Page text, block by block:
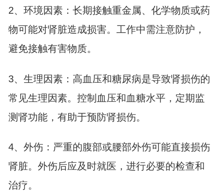
2、环境因素：长期接触重金属、化学物质或药
物可能对肾脏造成损害。工作中需注意防护，
避免接触有害物质。
3、生理因素：高血压和糖尿病是导致肾损伤的
常见生理因素。控制血压和血糖水平，定期监
测肾功能，有助于预防肾损伤。
4、外伤：严重的腹部或腰部外伤可能直接损伤
肾脏。外伤后应及时就医，进行必要的检查和
治疗。